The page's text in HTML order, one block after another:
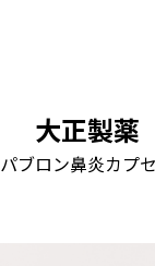
大正製薬
パブロン鼻炎カプ